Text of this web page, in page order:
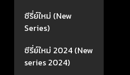
ซีรี่ย์ใหม่ (New
Series)
ซีรี่ย์ใหม่ 2024 (New
series 2024)